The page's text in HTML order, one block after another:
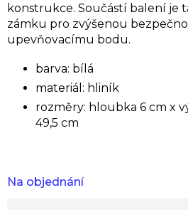
Na objednání
konstrukce. Součástí balení je
zámku pro zvýšenou
upevňovacímu bodu.
barva: bílá
materiál: hliník
rozměry: hloubka 6 cm x
49,5 cm